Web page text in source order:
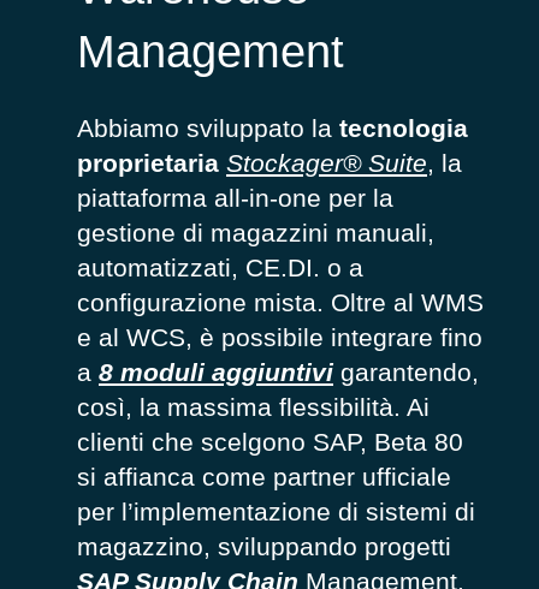
Management
Abbiamo sviluppato la tecnologia
proprietaria Stockager® Suite, la
piattaforma all-in-one per la
gestione di magazzini manuali,
automatizzati, CE.DI. o a
configurazione mista. Oltre al WMS
e al WCS, è possibile integrare fino
a 8 moduli aggiuntivi garantendo,
così, la massima flessibilità. Ai
clienti che scelgono SAP, Beta 80
si affianca come partner ufficiale
per l’implementazione di sistemi di
magazzino, sviluppando progetti
SAP Supply Chain Management.